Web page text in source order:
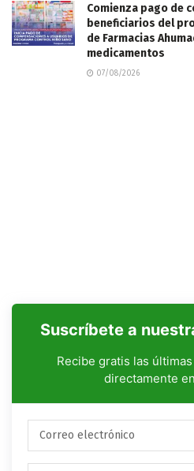
Comienza pago de
beneficiarios del
de Farmacias
medicamentos
07/08/2026
Suscríbete a
Recibe gratis las
directamente